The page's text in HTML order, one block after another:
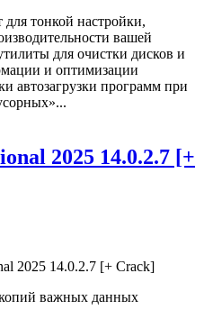
тонкой настройки,
вашей
для очистки дисков и
и оптимизации
автозагрузки программ при
2025 14.0.2.7 [+
важных данных